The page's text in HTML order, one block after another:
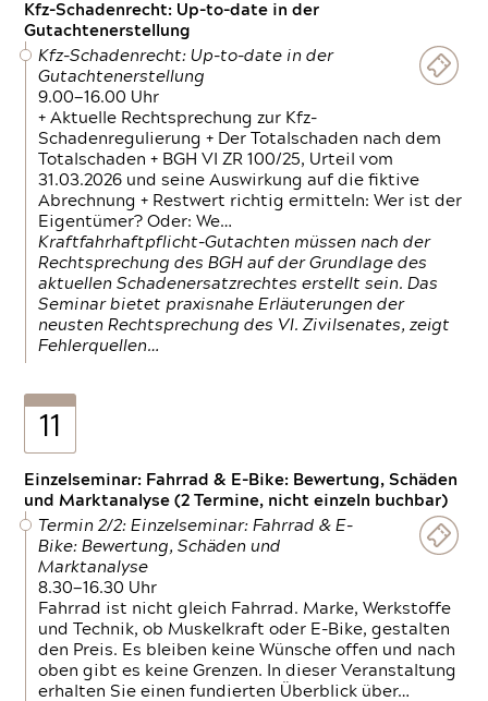
Kfz-Schadenrecht: Up-to-date in der
Gutachtenerstellung
Kfz-Schadenrecht: Up-to-date in der
Gutachtenerstellung
9.00—16.00 Uhr
+ Aktuelle Rechtsprechung zur Kfz-
Schadenregulierung + Der Totalschaden nach dem
Totalschaden + BGH VI ZR 100/25, Urteil vom
31.03.2026 und seine Auswirkung auf die fiktive
Abrechnung + Restwert richtig ermitteln: Wer ist der
Eigentümer? Oder: We…
Kraftfahrhaftpflicht-Gutachten müssen nach der
Rechtsprechung des BGH auf der Grundlage des
aktuellen Schadenersatzrechtes erstellt sein. Das
Seminar bietet praxisnahe Erläuterungen der
neusten Rechtsprechung des VI. Zivilsenates, zeigt
Fehlerquellen…
11
Einzelseminar: Fahrrad & E-Bike: Bewertung, Schäden
und Marktanalyse (2 Termine, nicht einzeln buchbar)
Termin 2/2: Einzelseminar: Fahrrad & E-
Bike: Bewertung, Schäden und
Marktanalyse
8.30—16.30 Uhr
Fahrrad ist nicht gleich Fahrrad. Marke, Werkstoffe
und Technik, ob Muskelkraft oder E-Bike, gestalten
den Preis. Es bleiben keine Wünsche offen und nach
oben gibt es keine Grenzen. In dieser Veranstaltung
erhalten Sie einen fundierten Überblick über…